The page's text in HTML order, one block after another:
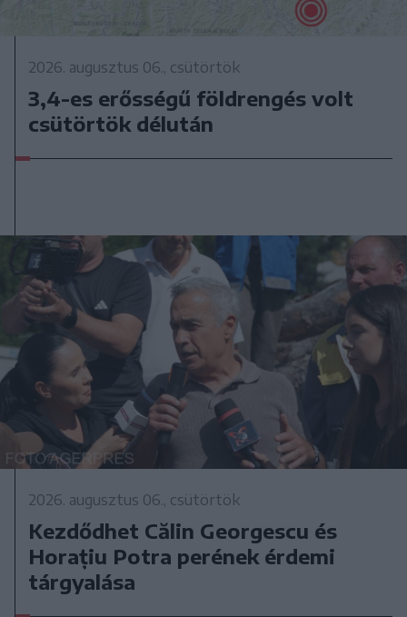
2026. augusztus 06., csütörtök
3,4-es erősségű földrengés volt
csütörtök délután
2026. augusztus 06., csütörtök
Kezdődhet Călin Georgescu és
Horațiu Potra perének érdemi
tárgyalása